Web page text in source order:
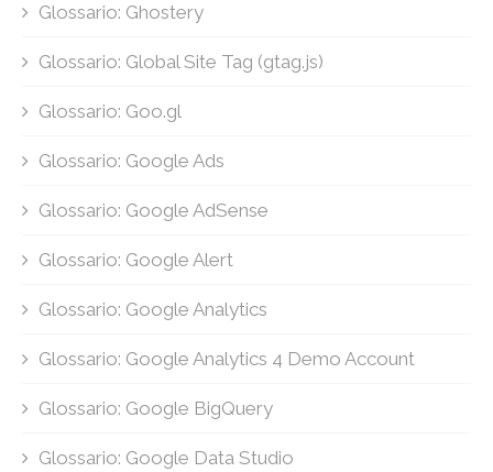
Glossario: Ghostery
Glossario: Global Site Tag (gtag.js)
Glossario: Goo.gl
Glossario: Google Ads
Glossario: Google AdSense
Glossario: Google Alert
Glossario: Google Analytics
Glossario: Google Analytics 4 Demo Account
Glossario: Google BigQuery
Glossario: Google Data Studio